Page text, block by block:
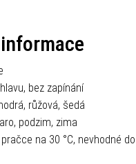
bez zapínání
růžová, šedá
podzim, zima
na 30 °C, nevhodné